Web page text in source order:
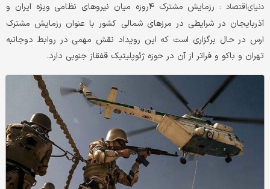
دنیای‌اقتصاد :
رزمایش مشترک ۴روزه میان نیروهای نظامی ویژه ایران و
آذربایجان در شرایطی در مرزهای شمالی کشور با عنوان رزمایش مشترک
ارس در حال برگزاری است که این رویداد نقش مهمی در روابط دوجانبه
تهران و باکو و فراتر از آن در حوزه ژئوپلیتیک قفقاز جنوبی دارد.